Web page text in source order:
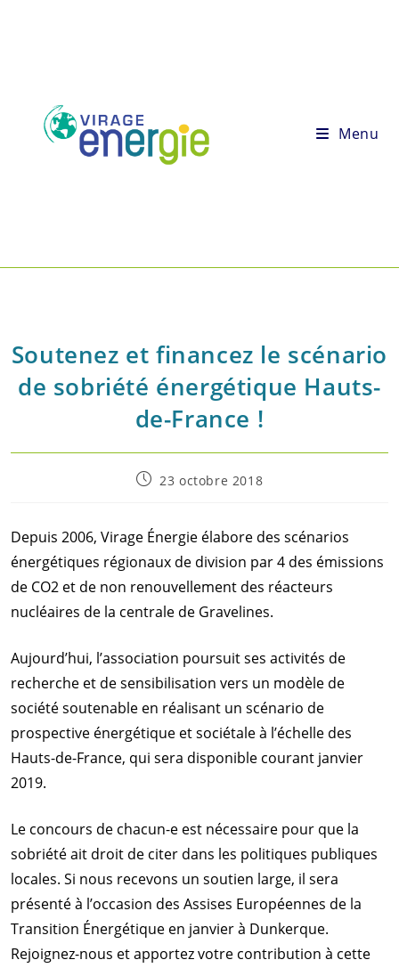
Menu
Soutenez et financez le scénario
de sobriété énergétique Hauts-
de-France !
Post23 octobre 2018
Depuis 2006, Virage Énergie élabore des scénarios
énergétiques régionaux de division par 4 des émissions
de CO2 et de non renouvellement des réacteurs
nucléaires de la centrale de Gravelines.
Aujourd’hui, l’association poursuit ses activités de
recherche et de sensibilisation vers un modèle de
société soutenable en réalisant un scénario de
prospective énergétique et sociétale à l’échelle des
Hauts-de-France, qui sera disponible courant janvier
2019.
Le concours de chacun-e est nécessaire pour que la
sobriété ait droit de citer dans les politiques publiques
locales. Si nous recevons un soutien large, il sera
présenté à l’occasion des Assises Européennes de la
Transition Énergétique en janvier à Dunkerque.
Rejoignez-nous et apportez votre contribution à cette